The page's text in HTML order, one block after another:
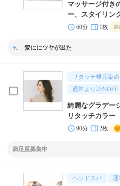
マッサージ付き
ー、スタイリン
60分 1枚 満
髪ににツヤが出た
リタッチ根元染
通常より 25%OFF
綺麗なグラデー
リタッチカラー
90分 2枚
満足度募集中
ヘッドスパ 通